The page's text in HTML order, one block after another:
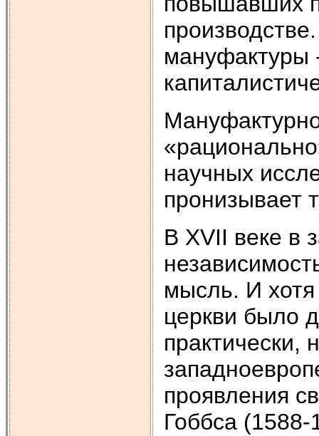
мануфактуры
научных
пронизывает
В ХVII веке в
мысль. И хотя
церкви было
практически,
проявления
Гоббса